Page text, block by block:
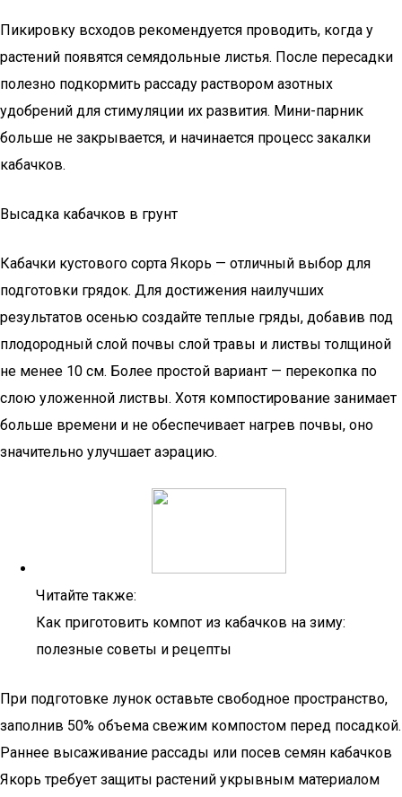
Пикировку всходов рекомендуется проводить, когда у
растений появятся семядольные листья. После пересадки
полезно подкормить рассаду раствором азотных
удобрений для стимуляции их развития. Мини-парник
больше не закрывается, и начинается процесс закалки
кабачков.
Высадка кабачков в грунт
Кабачки кустового сорта Якорь — отличный выбор для
подготовки грядок. Для достижения наилучших
результатов осенью создайте теплые гряды, добавив под
плодородный слой почвы слой травы и листвы толщиной
не менее 10 см. Более простой вариант — перекопка по
слою уложенной листвы. Хотя компостирование занимает
больше времени и не обеспечивает нагрев почвы, оно
значительно улучшает аэрацию.
Читайте также:
Как приготовить компот из кабачков на зиму:
полезные советы и рецепты
При подготовке лунок оставьте свободное пространство,
заполнив 50% объема свежим компостом перед посадкой.
Раннее высаживание рассады или посев семян кабачков
Якорь требует защиты растений укрывным материалом